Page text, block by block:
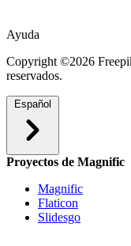
Ayuda
Copyright ©2026
reservados.
Español
Proyectos de Magnific
Magnific
Flaticon
Slidesgo